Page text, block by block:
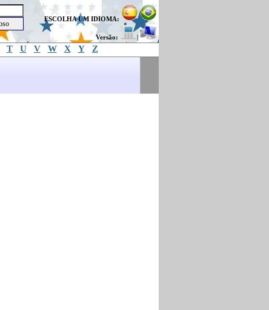
ESCOLHA UM IDIOMA:
Versão: |
T U V W X Y Z